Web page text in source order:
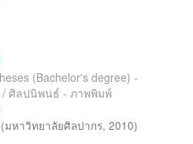
(Bachelor's degree) -
/ ศิลปนิพนธ์ - ภาพพิมพ์
(มหาวิทยาลัยศิลปากร, 2010)